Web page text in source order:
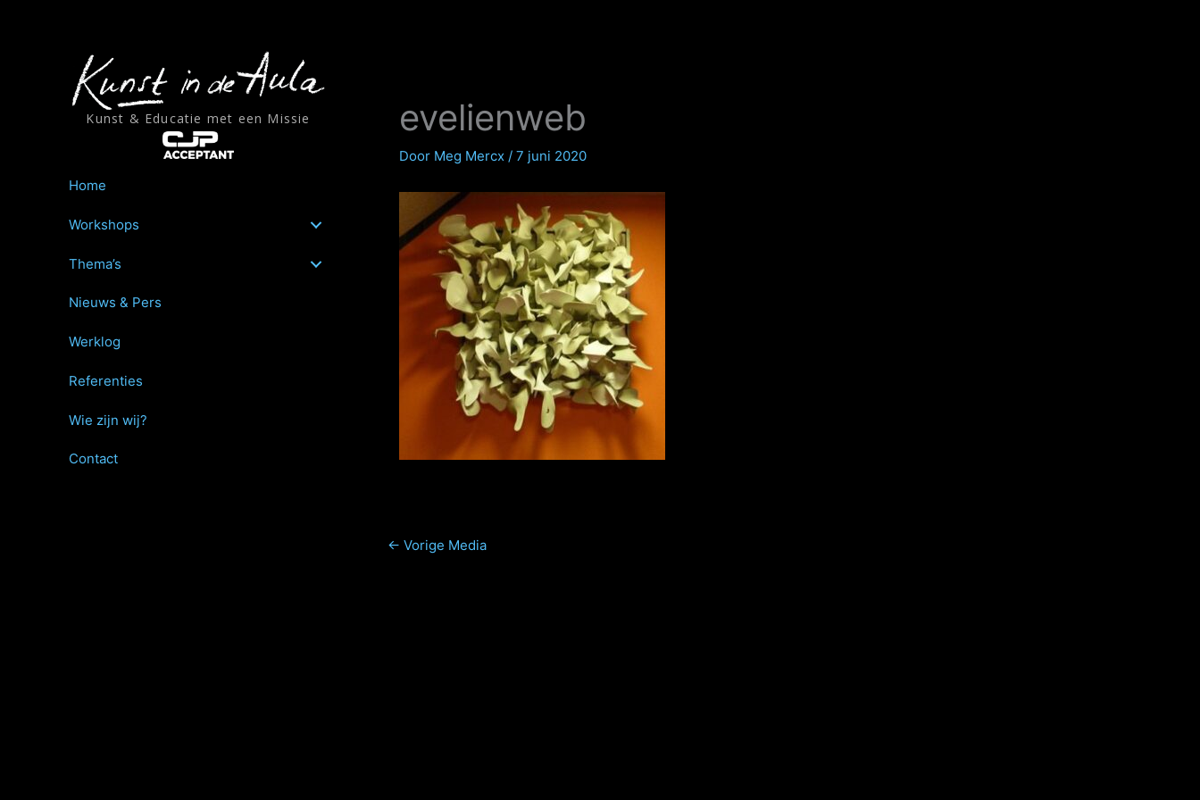
Kunst & Educatie met een Missie
Home
Workshops
Thema’s
Nieuws & Pers
Werklog
Referenties
Wie zijn wij?
Contact
evelienweb
Door Meg Mercx / 7 juni 2020
← Vorige Media